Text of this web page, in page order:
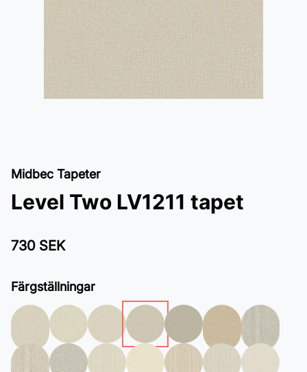
Midbec Tapeter
Level Two LV1211 tapet
730 SEK
Färgställningar